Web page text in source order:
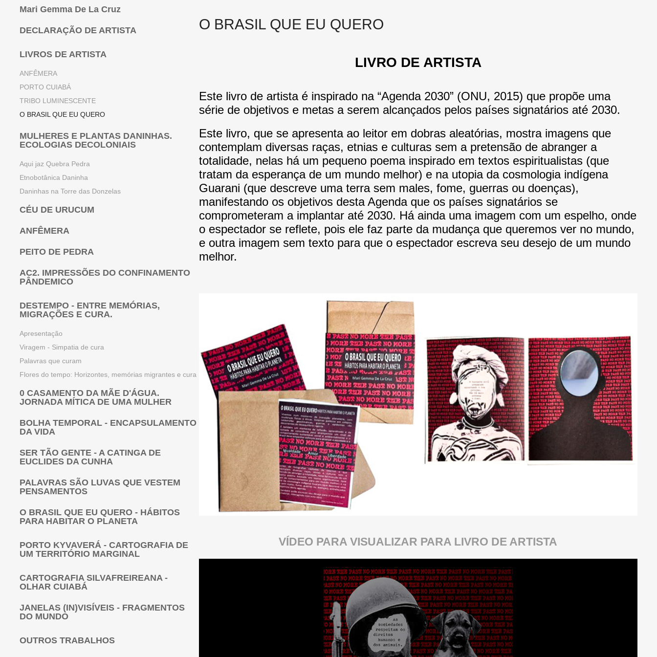
Mari Gemma De La Cruz
DECLARAÇÃO DE ARTISTA
LIVROS DE ARTISTA
ANFÊMERA
PORTO CUIABÁ
TRIBO LUMINESCENTE
O BRASIL QUE EU QUERO
MULHERES E PLANTAS DANINHAS.
ECOLOGIAS DECOLONIAIS
Aqui jaz Quebra Pedra
Etnobotânica Daninha
Daninhas na Torre das Donzelas
CÉU DE URUCUM
ANFÊMERA
PEITO DE PEDRA
AC2. IMPRESSÕES DO CONFINAMENTO
PÂNDEMICO
DESTEMPO - ENTRE MEMÓRIAS,
MIGRAÇÕES E CURA.
Apresentação
Viragem - Simpatia de cura
Palavras que curam
Flores do tempo: Horizontes, memórias migrantes e cura
0 CASAMENTO DA MÃE D'ÁGUA.
JORNADA MÍTICA DE UMA MULHER
BOLHA TEMPORAL - ENCAPSULAMENTO
DA VIDA
SER TÃO GENTE - A CATINGA DE
EUCLIDES DA CUNHA
PALAVRAS SÃO LUVAS QUE VESTEM
PENSAMENTOS
O BRASIL QUE EU QUERO - HÁBITOS
PARA HABITAR O PLANETA
PORTO KYVAVERÁ - CARTOGRAFIA DE
UM TERRITÓRIO MARGINAL
CARTOGRAFIA SILVAFREIREANA -
OLHAR CUIABÁ
JANELAS (IN)VISÍVEIS - FRAGMENTOS
DO MUNDO
OUTROS TRABALHOS
O BRASIL QUE EU QUERO
LIVRO DE ARTISTA
Este livro de artista é inspirado na “Agenda 2030” (ONU, 2015) que propõe uma
série de objetivos e metas a serem alcançados pelos países signatários até 2030.
Este livro, que se apresenta ao leitor em dobras aleatórias, mostra imagens que
contemplam diversas raças, etnias e culturas sem a pretensão de abranger a
totalidade, nelas há um pequeno poema inspirado em textos espiritualistas (que
tratam da esperança de um mundo melhor) e na utopia da cosmologia indígena
Guarani (que descreve uma terra sem males, fome, guerras ou doenças),
manifestando os objetivos desta Agenda que os países signatários se
comprometeram a implantar até 2030. Há ainda uma imagem com um espelho, onde
o espectador se reflete, pois ele faz parte da mudança que queremos ver no mundo,
e outra imagem sem texto para que o espectador escreva seu desejo de um mundo
melhor.
VÍDEO PARA VISUALIZAR PARA LIVRO DE ARTISTA